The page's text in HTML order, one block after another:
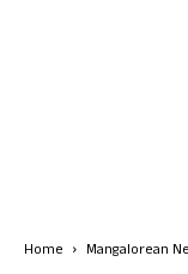
Home Mangalorean